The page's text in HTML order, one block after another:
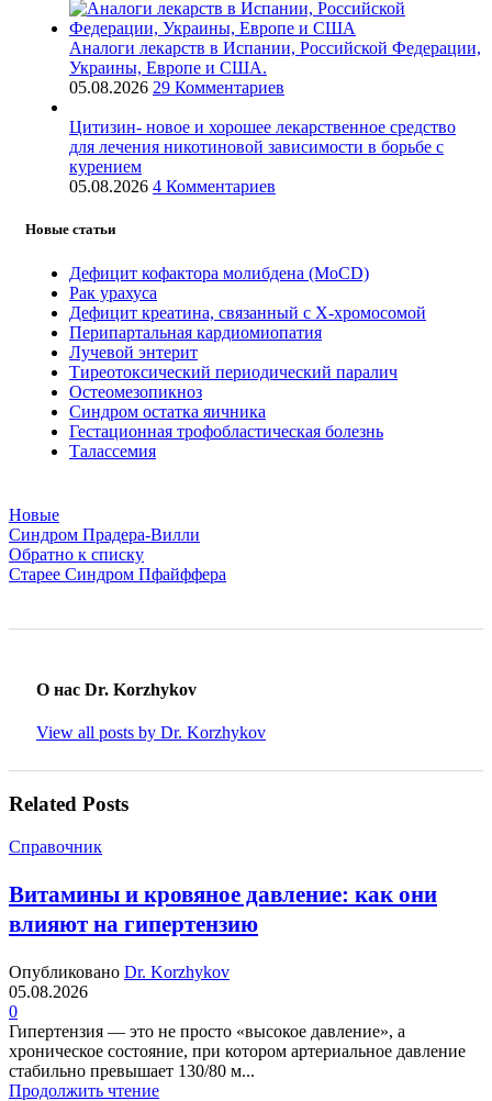
Аналоги лекарств в Испании, Российской Федерации,
Украины, Европе и США.
05.08.2026 29 Комментариев
Цитизин- новое и хорошее лекарственное средство
для лечения никотиновой зависимости в борьбе с
курением
05.08.2026 4 Комментариев
Новые статьи
Дефицит кофактора молибдена (MoCD)
Рак урахуса
Дефицит креатина, связанный с Х-хромосомой
Перипартальная кардиомиопатия
Лучевой энтерит
Тиреотоксический периодический паралич
Остеомезопикноз
Синдром остатка яичника
Гестационная трофобластическая болезнь
Талассемия
Новые
Синдром Прадера-Вилли
Обратно к списку
Старее Синдром Пфайффера
О нас Dr. Korzhykov
View all posts by Dr. Korzhykov
Related Posts
Справочник
Витамины и кровяное давление: как они
влияют на гипертензию
Опубликовано Dr. Korzhykov
05.08.2026
0
Гипертензия — это не просто «высокое давление», а
хроническое состояние, при котором артериальное давление
стабильно превышает 130/80 м...
Продолжить чтение